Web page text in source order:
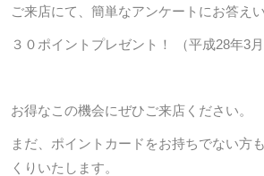
ご来店にて、簡単なアンケートにお答えい
３０ポイントプレゼント！ （平成28年3
お得なこの機会にぜひご来店ください。
まだ、ポイントカードをお持ちでない方
くりいたします。